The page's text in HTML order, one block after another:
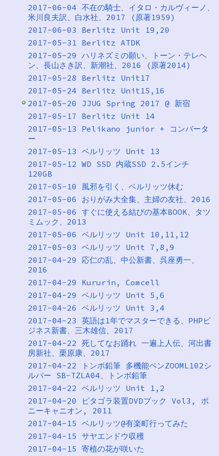
2017-06-04 不在の騎士、イタロ・カルヴィーノ、
米川良夫訳、白水社、2017 (原著1959)
2017-06-03 Berlitz Unit 19,20
2017-05-31 Berlitz ATDK
2017-05-29 ハリネズミの願い、トーン・テレヘ
ン、長山さき訳、新潮社、2016 (原著2014)
2017-05-28 Berlitz Unit17
2017-05-24 Berlitz Unit15,16
2017-05-20 JJUG Spring 2017 @ 新宿
2017-05-17 Berlitz Unit 14
2017-05-13 Pelikano junior + コンバータ
ー
2017-05-13 ベルリッツ Unit 13
2017-05-12 WD SSD 内蔵SSD 2.5インチ
120GB
2017-05-10 風邪を引く、ベルリッツ休む
2017-05-06 おりがみ大全集、主婦の友社、2016
2017-05-06 すぐに使える結びの基本BOOK、タツ
ミムック、2013
2017-05-06 ベルリッツ Unit 10,11,12
2017-05-03 ベルリッツ Unit 7,8,9
2017-04-29 応仁の乱、中公新書、呉座勇一、
2016
2017-04-29 Kururin, Comcell
2017-04-29 ベルリッツ Unit 5,6
2017-04-26 ベルリッツ Unit 3,4
2017-04-23 英語は1年でマスターできる、PHPビ
ジネス新書、三木雄信、2017
2017-04-22 死してなお踊れ 一遍上人伝、河出書
房新社、栗原康、2017
2017-04-22 トンボ鉛筆 多機能ペンZOOML102シ
ルバー SB-TZLA04、トンボ鉛筆
2017-04-22 ベルリッツ Unit 1,2
2017-04-20 ピタゴラ装置DVDブック Vol3, ポ
ニーキャニオン, 2011
2017-04-15 ベルリッツ@有楽町行ってみた
2017-04-15 サヤエンドウ収穫
2017-04-15 寄植の花が咲いた